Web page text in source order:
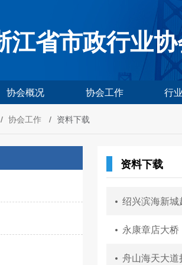
江省市政行业
协会概况 协会工作 行
/ 协会工作 / 资料下载
资料下载
绍兴滨海新
永康章店大桥
舟山海天大